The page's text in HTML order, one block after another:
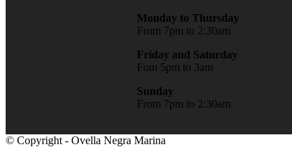
Monday to Thursday
From 7pm to 2:30am
Friday and Saturday
Fom 5pm to 3am
Sunday
From 7pm to 2:30am
© Copyright - Ovella Negra Marina